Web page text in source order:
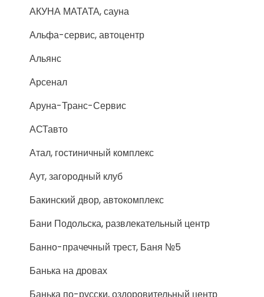
АКУНА МАТАТА, сауна
Альфа-сервис, автоцентр
Альянс
Арсенал
Аруна-Транс-Сервис
АСТавто
Атал, гостиничный комплекс
Аут, загородный клуб
Бакинский двор, автокомплекс
Бани Подольска, развлекательный центр
Банно-прачечный трест, Баня №5
Банька на дровах
Банька по-русски, оздоровительный центр